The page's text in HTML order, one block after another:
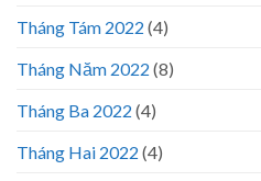
Tháng Tám 2022 (4)
Tháng Năm 2022 (8)
Tháng Ba 2022 (4)
Tháng Hai 2022 (4)